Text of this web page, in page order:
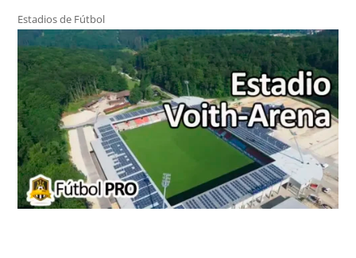
Estadios de Fútbol